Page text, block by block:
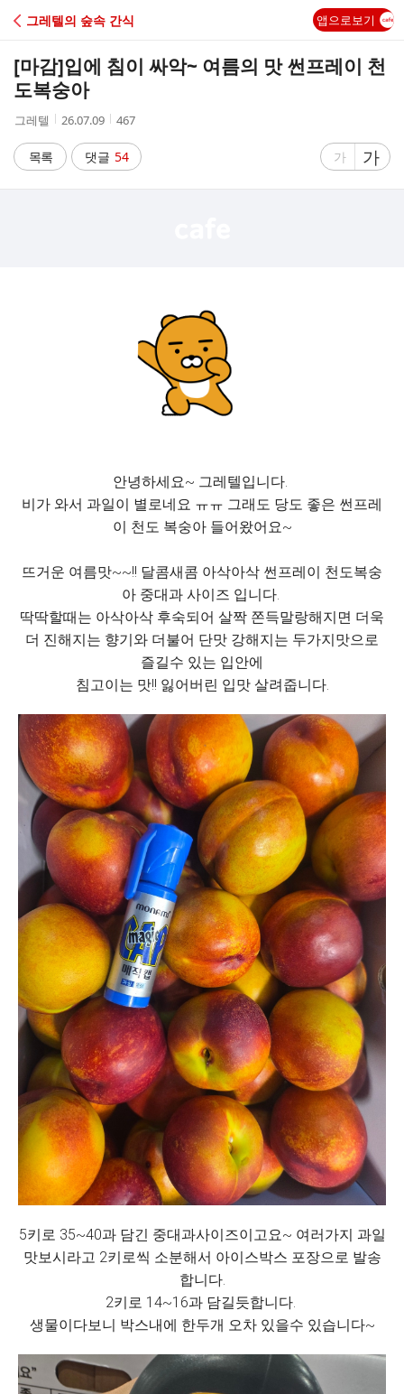
C
A
그레텔의 숲속 간식 앱으로보기
[마감]입에 침이 싸악~ 여름의 맛 썬프레이 천
도복숭아
작
자
그레텔
작
시
간
26.07.09
조
수
467
목록 댓글 54
글
가
글
자
가
안녕하세요~ 그레텔입니다.
비가 와서 과일이 별로네요 ㅠㅠ 그래도 당도 좋은 썬프레
이 천도 복숭아 들어왔어요~
뜨거운 여름맛~~!! 달콤새콤 아삭아삭 썬프레이 천도복숭
아 중대과 사이즈 입니다.
딱딱할때는 아삭아삭 후숙되어 살짝 쫀득말랑해지면 더욱
더 진해지는 향기와 더불어 단맛 강해지는 두가지맛으로
즐길수 있는 입안에
침고이는 맛!! 잃어버린 입맛 살려줍니다.
5키로 35~40과 담긴 중대과사이즈이고요~ 여러가지 과일
맛보시라고 2키로씩 소분해서 아이스박스 포장으로 발송
합니다.
2키로 14~16과 담길듯합니다.
생물이다보니 박스내에 한두개 오차 있을수 있습니다~